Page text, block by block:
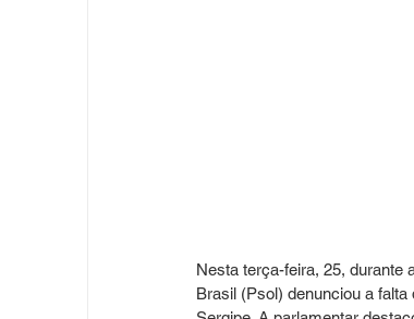
Nesta terça-feira, 25, durante
Brasil (Psol) denunciou a